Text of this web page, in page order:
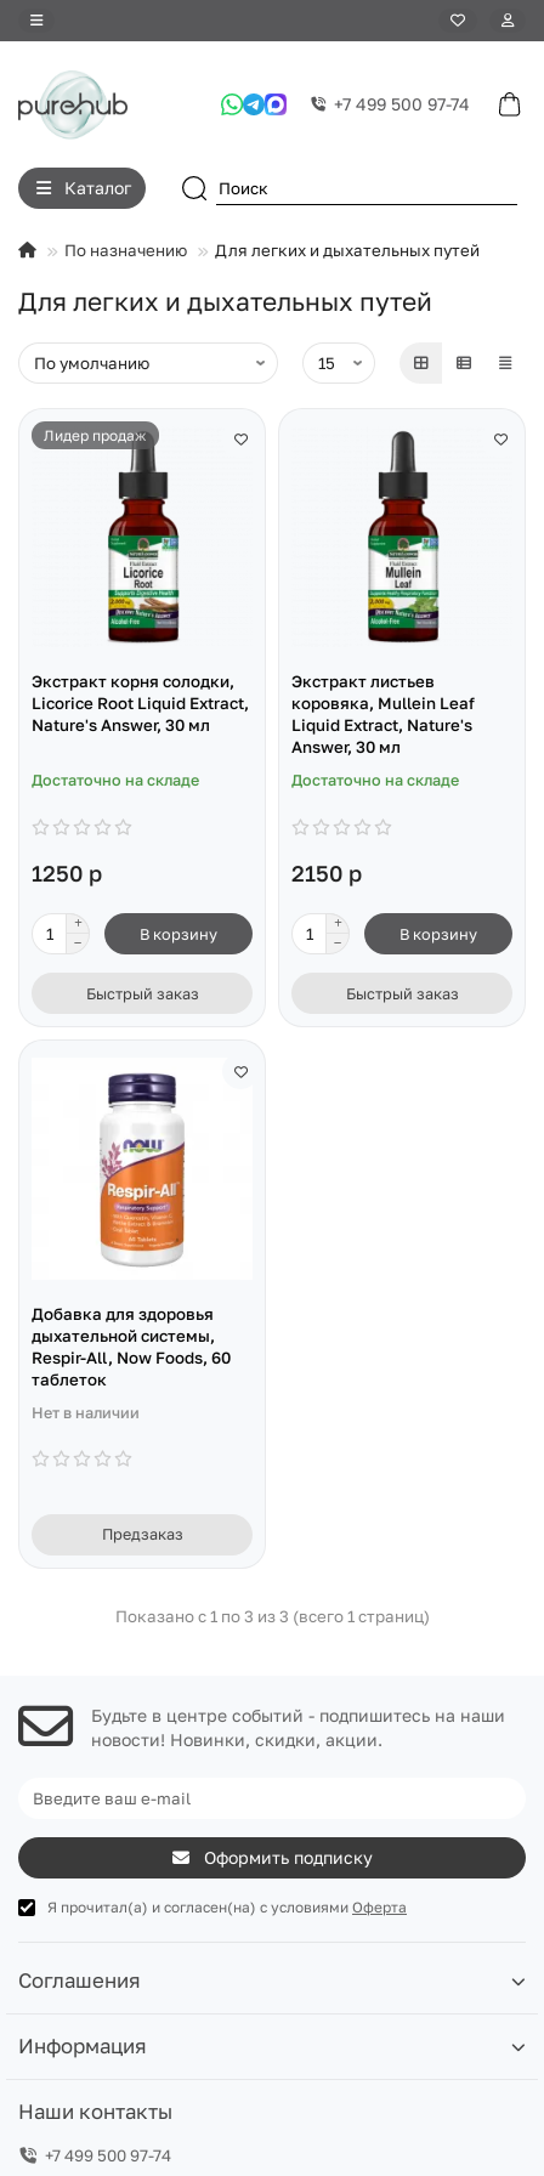
+7 499 500 97-74
Каталог
По назначению Для легких и дыхательных путей
Для легких и дыхательных путей
Лидер продаж
Экстракт корня солодки,
Licorice Root Liquid Extract,
Nature's Answer, 30 мл
Достаточно на складе
1250 р
В корзину
Быстрый заказ
Экстракт листьев
коровяка, Mullein Leaf
Liquid Extract, Nature's
Answer, 30 мл
Достаточно на складе
2150 р
В корзину
Быстрый заказ
Добавка для здоровья
дыхательной системы,
Respir-All, Now Foods, 60
таблеток
Нет в наличии
Предзаказ
Показано с 1 по 3 из 3 (всего 1 страниц)
Будьте в центре событий - подпишитесь на наши
новости! Новинки, скидки, акции.
Оформить подписку
Я прочитал(а) и согласен(на) с условиями Оферта
Соглашения
Информация
Наши контакты
+7 499 500 97-74